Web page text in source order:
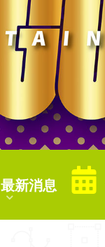
最新消息